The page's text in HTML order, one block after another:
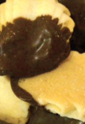
Cucas
Massas
Integral